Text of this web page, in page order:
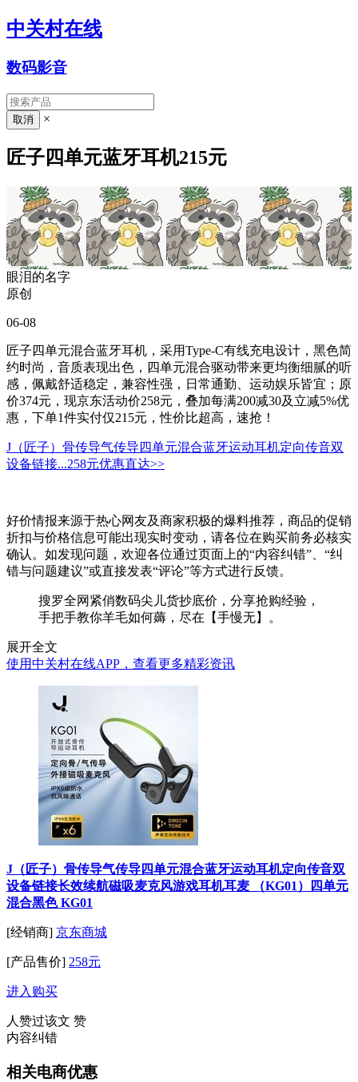
中关村在线
数码影音
×
匠子四单元蓝牙耳机215元
眼泪的名字
原创
06-08
匠子四单元混合蓝牙耳机，采用Type-C有线充电设计，黑色简
约时尚，音质表现出色，四单元混合驱动带来更均衡细腻的听
感，佩戴舒适稳定，兼容性强，日常通勤、运动娱乐皆宜；原
价374元，现京东活动价258元，叠加每满200减30及立减5%优
惠，下单1件实付仅215元，性价比超高，速抢！
J（匠子）骨传导气传导四单元混合蓝牙运动耳机定向传音双
设备链接...258元优惠直达>>
好价情报来源于热心网友及商家积极的爆料推荐，商品的促销
折扣与价格信息可能出现实时变动，请各位在购买前务必核实
确认。如发现问题，欢迎各位通过页面上的“内容纠错”、“纠
错与问题建议”或直接发表“评论”等方式进行反馈。
搜罗全网紧俏数码尖儿货抄底价，分享抢购经验，
手把手教你羊毛如何薅，尽在【手慢无】。
展开全文
使用中关村在线APP，查看更多精彩资讯
J（匠子）骨传导气传导四单元混合蓝牙运动耳机定向传音双
设备链接长效续航磁吸麦克风游戏耳机耳麦 （KG01）四单元
混合黑色 KG01
[经销商] 京东商城
[产品售价] 258元
进入购买
人赞过该文 赞
内容纠错
相关电商优惠